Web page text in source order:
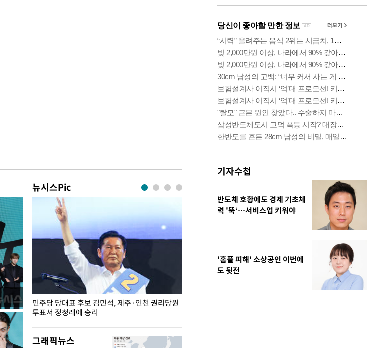
뉴시스Pic
토pic]
민주당 당대표 후보 김민석, 제주·인천 권리당원
투표서 정청래에 승리
그래픽뉴스
기자수첩
반도체 호황에도 경제 기초체
력 '뚝‘…서비스업 키워야
'홈플 피해' 소상공인 이번에
도 뒷전